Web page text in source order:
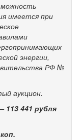
имеется при
энергии,
РФ №
аукцион.
113 441 рубля